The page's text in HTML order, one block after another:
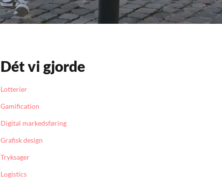
Dét vi gjorde
Lotterier
Gamification
Digital markedsføring
Grafisk design
Tryksager
Logistics